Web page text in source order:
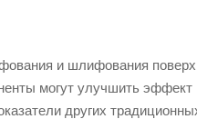
и шлифования
могут улучшить эффект
других